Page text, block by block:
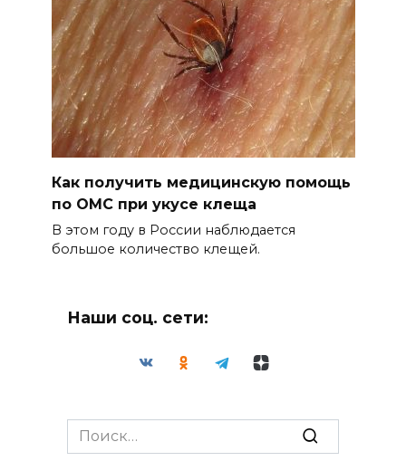
Как получить медицинскую помощь
по ОМС при укусе клеща
В этом году в России наблюдается
большое количество клещей.
Наши соц. сети:
Search
for: